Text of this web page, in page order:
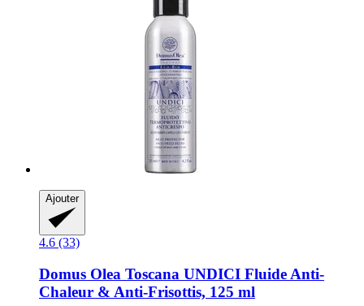
Ajouter
4.6 (33)
Domus Olea Toscana UNDICI Fluide Anti-​
Chaleur & Anti-​Frisottis, 125 ml